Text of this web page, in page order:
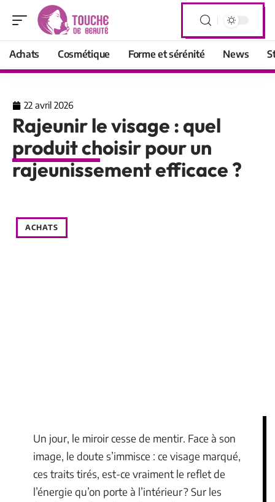
Achats Cosmétique Forme et sérénité News
22 avril 2026
Rajeunir le visage : quel
produit choisir pour un
rajeunissement efficace ?
ACHATS
Un jour, le miroir cesse de mentir. Face à son
image, le doute s’immisce : ce visage marqué,
ces traits tirés, est-ce vraiment le reflet de
l’énergie qu’on porte à l’intérieur ? Sur les